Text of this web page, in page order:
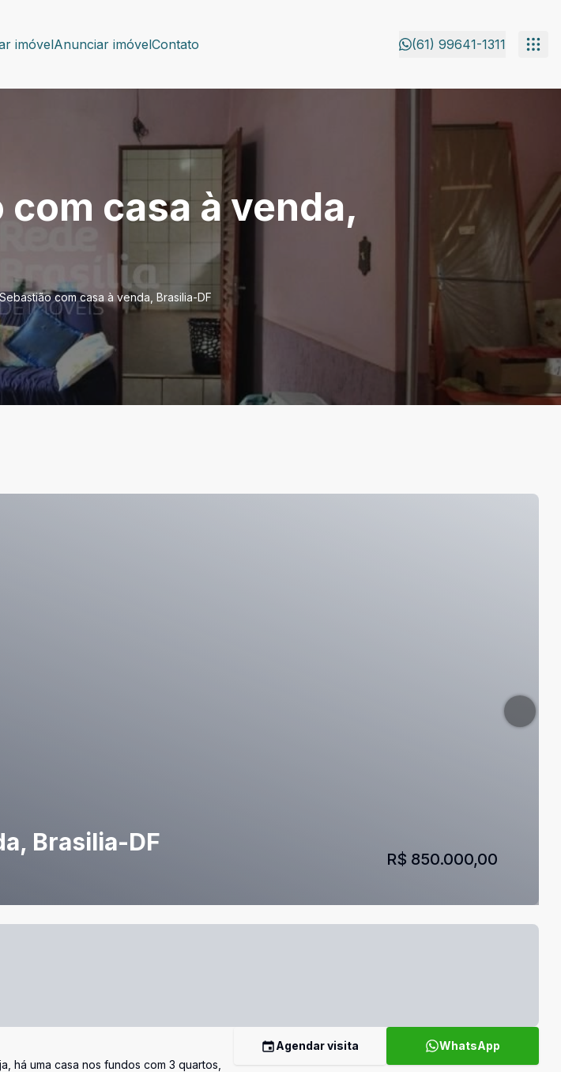
imóvelAnunciar imóvelContato (61) 99641-1311
com casa à venda,
com casa à venda, Brasilia-DF
Brasilia-DF
R$ 850.000,00
há uma casa nos fundos com 3 quartos,
Agendar visita WhatsApp